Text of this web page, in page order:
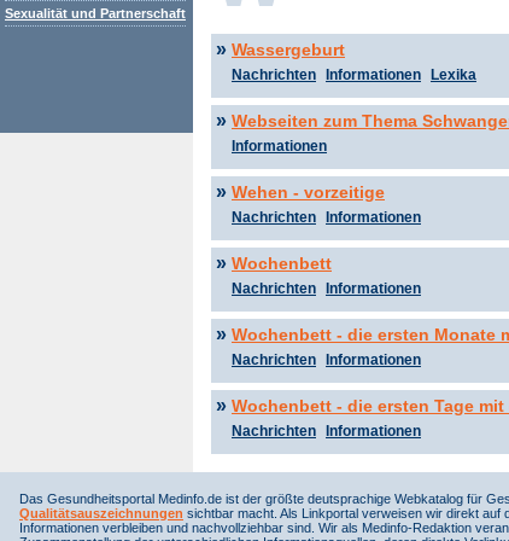
» Wassergeburt
Nachrichten Informationen Lexika
» Webseiten zum Thema
Informationen
» Wehen - vorzeitige
Nachrichten Informationen
» Wochenbett
Nachrichten Informationen
» Wochenbett - die ersten Monate
Nachrichten Informationen
» Wochenbett - die ersten Tage mit
Nachrichten Informationen
Sexualität und Partnerschaft
Das Gesundheitsportal Medinfo.de ist der größte deutsprachige Webkatalog für
Qualitätsauszeichnungen sichtbar macht. Als Linkportal verweisen wir direkt auf
Informationen verbleiben und nachvollziehbar sind. Wir als Medinfo-Redaktion